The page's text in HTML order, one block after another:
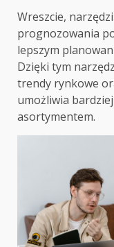
Wreszcie,
prognozowania
lepszym
Dzięki tym
trendy rynkowe
umożliwia
asortymentem.